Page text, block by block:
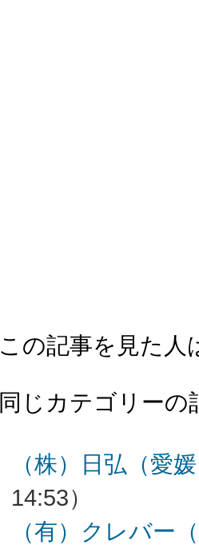
この記事を見た人
同じカテゴリーの
（株）日弘（愛
14:53）
（有）クレバー